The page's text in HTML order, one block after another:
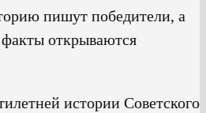
пишут победители, а
открываются
истории Советского